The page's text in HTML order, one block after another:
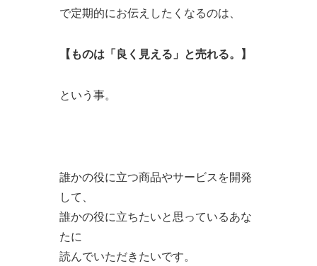
で定期的にお伝えしたくなるのは、
【ものは「良く見える」と売れる。】
という事。
誰かの役に立つ商品やサービスを開発
して、
誰かの役に立ちたいと思っているあな
たに
読んでいただきたいです。